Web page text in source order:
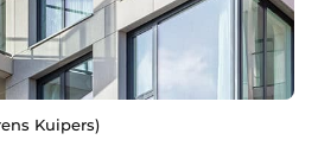
Kuipers)